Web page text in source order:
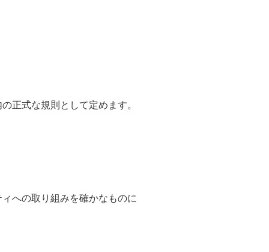
正式な規則として定めます。
への取り組みを確かなものに